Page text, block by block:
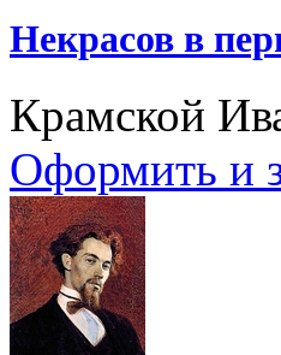
Некрасов в
Крамской
Оформить и